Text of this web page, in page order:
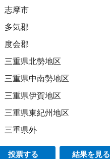
志摩市
多気郡
度会郡
三重県北勢地区
三重県中南勢地区
三重県伊賀地区
三重県東紀州地区
三重県外
投票する 結果を見る